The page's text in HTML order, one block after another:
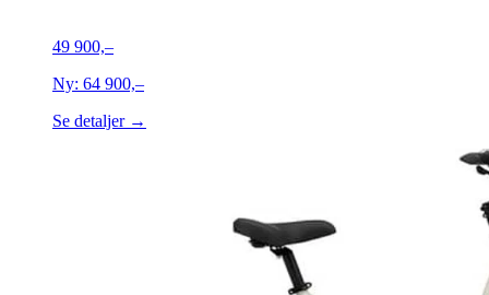
49 900,–
Ny: 64 900,–
Se detaljer →